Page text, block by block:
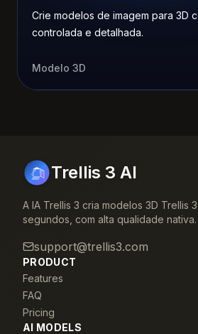
Crie modelos de imagem para 3D
controlada e detalhada.
Modelo 3D
Trellis 3 AI
A IA Trellis 3 cria modelos 3D Trellis
segundos, com alta qualidade nativa.
support@trellis3.com
PRODUCT
Features
FAQ
Pricing
AI MODELS